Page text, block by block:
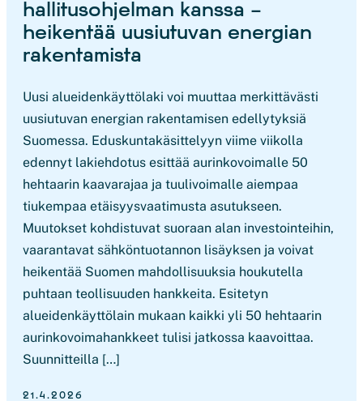
hallitusohjelman kanssa –
heikentää uusiutuvan energian
rakentamista
Uusi alueidenkäyttölaki voi muuttaa merkittävästi
uusiutuvan energian rakentamisen edellytyksiä
Suomessa. Eduskuntakäsittelyyn viime viikolla
edennyt lakiehdotus esittää aurinkovoimalle 50
hehtaarin kaavarajaa ja tuulivoimalle aiempaa
tiukempaa etäisyysvaatimusta asutukseen.
Muutokset kohdistuvat suoraan alan investointeihin,
vaarantavat sähköntuotannon lisäyksen ja voivat
heikentää Suomen mahdollisuuksia houkutella
puhtaan teollisuuden hankkeita. Esitetyn
alueidenkäyttölain mukaan kaikki yli 50 hehtaarin
aurinkovoimahankkeet tulisi jatkossa kaavoittaa.
Suunnitteilla […]
21.4.2026